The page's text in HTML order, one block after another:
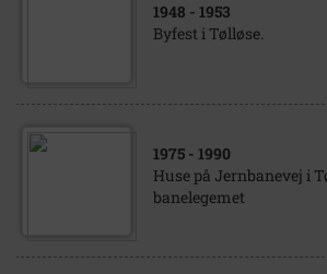
1948 - 1953
Byfest i Tølløse.
1975 - 1990
Huse på Jernbanevej i
banelegemet